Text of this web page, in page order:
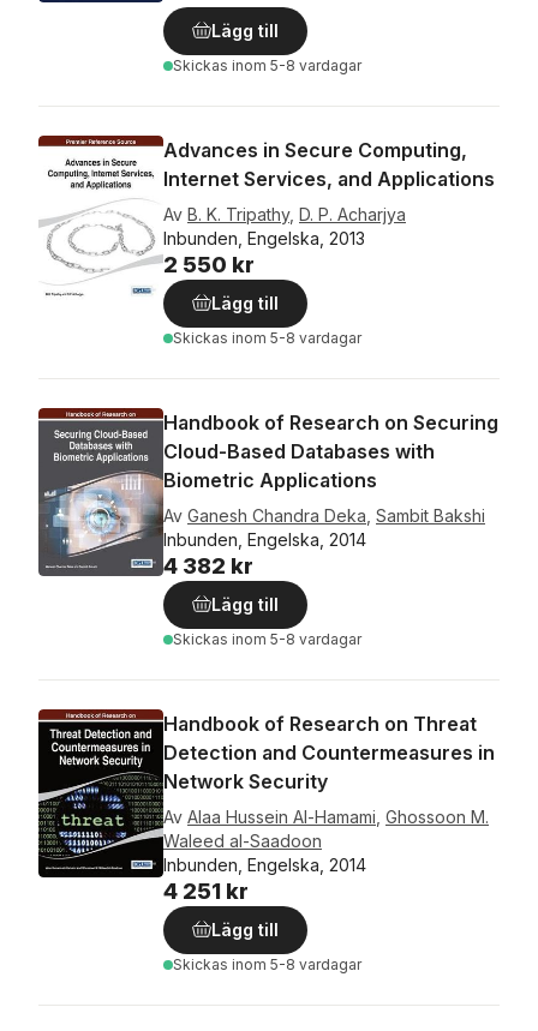
Lägg till
Skickas inom 5-8 vardagar
Advances in Secure Computing,
Internet Services, and Applications
Av B. K. Tripathy, D. P. Acharjya
Inbunden, Engelska, 2013
2 550 kr
Lägg till
Skickas inom 5-8 vardagar
Handbook of Research on Securing
Cloud-Based Databases with
Biometric Applications
Av Ganesh Chandra Deka Sambit Bakshi
Inbunden, Engelska, 2014
4 382 kr
Lägg till
Skickas inom 5-8 vardagar
Handbook of Research on Threat
Detection and Countermeasures in
Network Security
Av Alaa Hussein Al-Hamami Ghossoon M.
Waleed al-Saadoon
Inbunden, Engelska, 2014
4 251 kr
Lägg till
Skickas inom 5-8 vardagar